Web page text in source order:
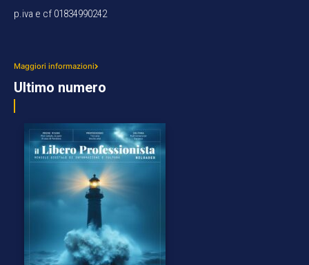
p.iva e cf 01834990242
Maggiori informazioni
Ultimo numero